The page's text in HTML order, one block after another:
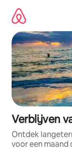
direct
naar
inhoud
Verblijven
Ontdek
voor een maand